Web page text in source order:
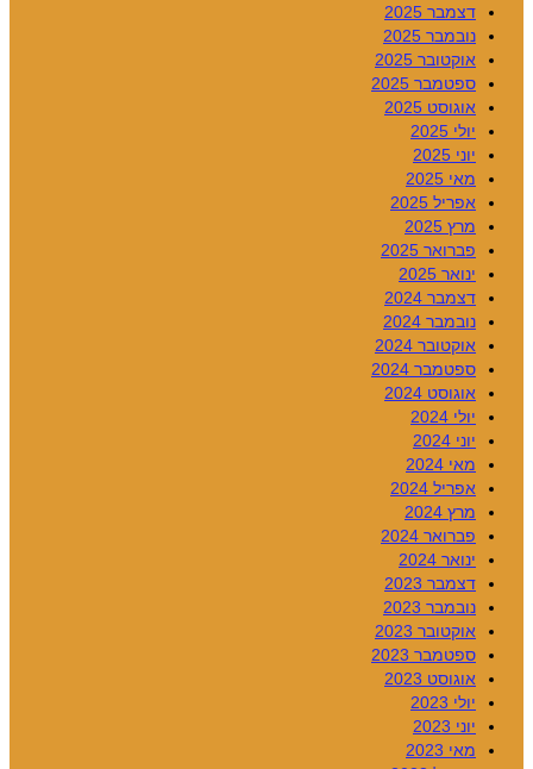
דצמבר 2025
נובמבר 2025
אוקטובר 2025
ספטמבר 2025
אוגוסט 2025
יולי 2025
יוני 2025
מאי 2025
אפריל 2025
מרץ 2025
פברואר 2025
ינואר 2025
דצמבר 2024
נובמבר 2024
אוקטובר 2024
ספטמבר 2024
אוגוסט 2024
יולי 2024
יוני 2024
מאי 2024
אפריל 2024
מרץ 2024
פברואר 2024
ינואר 2024
דצמבר 2023
נובמבר 2023
אוקטובר 2023
ספטמבר 2023
אוגוסט 2023
יולי 2023
יוני 2023
מאי 2023